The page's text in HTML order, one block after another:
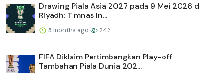
Drawing Piala Asia 2027 pada 9 Mei 2026 di
Riyadh: Timnas In...
3 months ago 242
FIFA Diklaim Pertimbangkan Play-off
Tambahan Piala Dunia 202...